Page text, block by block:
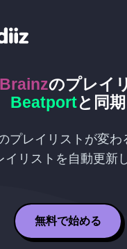
のプレイ
Beatportと同期
プレイリストが変わ
イリストを自動更新
無料で始める